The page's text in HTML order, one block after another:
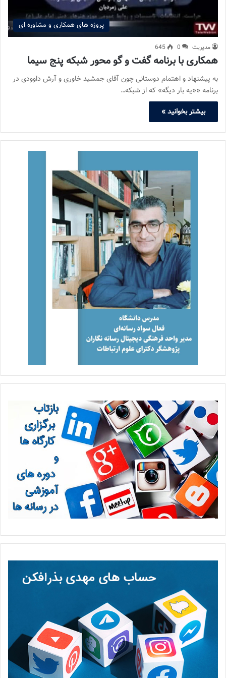
پروژه های همکاری و مشاوره ای
مدیریت 0
645
همکاری با برنامه گفت و گو محور شبکه پنج سیما
به پیشنهاد و اهتمام دوستانی چون آقای جمشید خاوری و آرش داوودی در
برنامه ««یه بار دیگه» که از شبکه…
بیشتر بخوانید »